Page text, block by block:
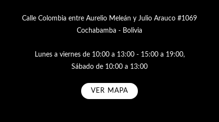
Calle Colombia entre Aurelio Meleán y Julio Arauco #1069
Cochabamba - Bolivia
Lunes a viernes de 10:00 a 13:00 - 15:00 a 19:00,
Sábado de 10:00 a 13:00
VER MAPA